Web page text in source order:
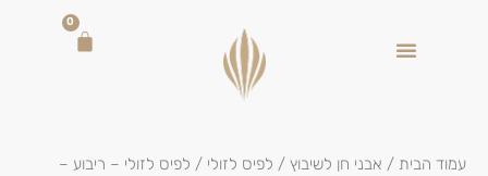
0
עמוד הבית / אבני חן לשיבוץ / לפיס לזולי / לפיס לזולי – ריבוע –